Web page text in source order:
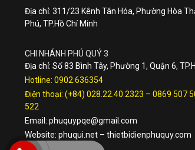
Địa chỉ: 311/23 Kênh Tân Hóa, Phường Hòa
Phú, TP.Hồ Chí Minh
CHI NHÁNH PHÚ QUÝ 3
Địa chỉ: Số 83 Bình Tây, Phường 1, Quận 6,
Hotline: 0902.636354
Điện thoại: (+84) 028.22.40.2323 – 0869 507
522
Email: phuquypqe@gmail.com
Website: phuqui.net – thietbidienphuquy.com